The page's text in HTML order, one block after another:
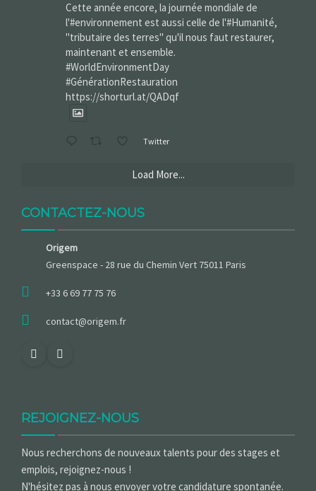
Cette année encore, la journée mondiale de
l'#environnement est aussi celle de l'#Humanité,
"tributaire des terres" qu'il nous faut restaurer,
maintenant et ensemble.
#WorldEnvironmentDay‌
#GénérationRestauration
https://shorturl.at/QADqf
Twitter
Load More...
CONTACTEZ-NOUS
Origem
Greenspace - 28 rue du Chemin Vert 75011 Paris
+33 6 69 77 75 76
contact@origem.fr
REJOIGNEZ-NOUS
Nous recherchons de nouveaux talents pour des stages et
emplois, rejoignez-nous !
N'hésitez pas à nous envoyer votre candidature spontanée.